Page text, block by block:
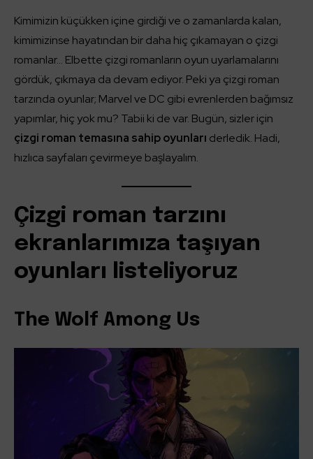
Kimimizin küçükken içine girdiği ve o zamanlarda kalan,
kimimizinse hayatından bir daha hiç çıkamayan o çizgi
romanlar… Elbette çizgi romanların oyun uyarlamalarını
gördük, çıkmaya da devam ediyor. Peki ya çizgi roman
tarzında oyunlar; Marvel ve DC gibi evrenlerden bağımsız
yapımlar, hiç yok mu? Tabii ki de var. Bugün, sizler için
çizgi roman temasına sahip oyunları derledik. Hadi,
hızlıca sayfaları çevirmeye başlayalım.
Çizgi roman tarzını
ekranlarımıza taşıyan
oyunları listeliyoruz
The Wolf Among Us